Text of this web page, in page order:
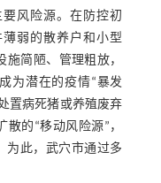
风险源。在防控初
弱的散养户和小型
简陋、管理粗放，
为潜在的疫情“暴发
置病死猪或养殖废弃
的“移动风险源”，
为此，武穴市通过多